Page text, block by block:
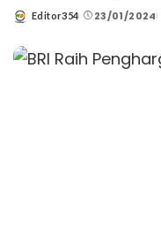
Posted
Editor354 23/01/2024